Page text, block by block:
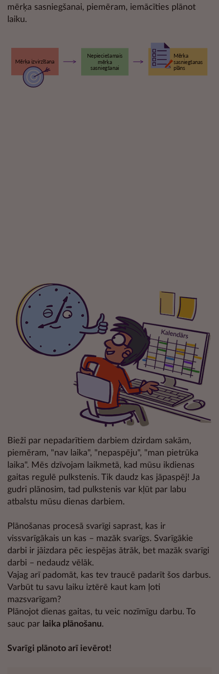
mērķa sasniegšanai, piemēram, iemācīties plānot
laiku.
Bieži par nepadarītiem darbiem dzirdam sakām,
piemēram, "nav laika", "nepaspēju", "man pietrūka
laika". Mēs dzīvojam laikmetā, kad mūsu ikdienas
gaitas regulē pulkstenis. Tik daudz kas jāpaspēj! Ja
gudri plānosim, tad pulkstenis var kļūt par labu
atbalstu mūsu dienas darbiem.
Plānošanas procesā svarīgi saprast, kas ir
vissvarīgākais un kas – mazāk svarīgs. Svarīgākie
darbi ir jāizdara pēc iespējas ātrāk, bet mazāk svarīgi
darbi – nedaudz vēlāk.
Vajag arī padomāt, kas tev traucē padarīt šos darbus.
Varbūt tu savu laiku iztērē kaut kam ļoti
mazsvarīgam?
Plānojot dienas gaitas, tu veic nozīmīgu darbu. To
sauc par laika plānošanu.
Svarīgi plānoto arī ievērot!